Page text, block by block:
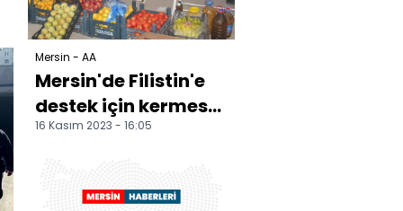
Mersin - AA
Mersin'de Filistin'e
destek için kermes
düzenledi
16 Kasım 2023 - 16:05